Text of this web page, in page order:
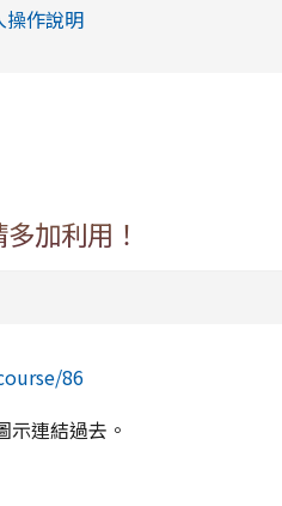
Shorts/
操作說明
to https://eliteracy.edu.tw/
加利用！
86
示連結過去。